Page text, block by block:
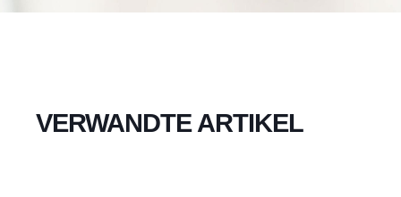
VERWANDTE ARTIKEL